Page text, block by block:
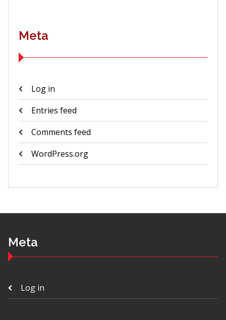
Meta
Log in
Entries feed
Comments feed
WordPress.org
Meta
Log in